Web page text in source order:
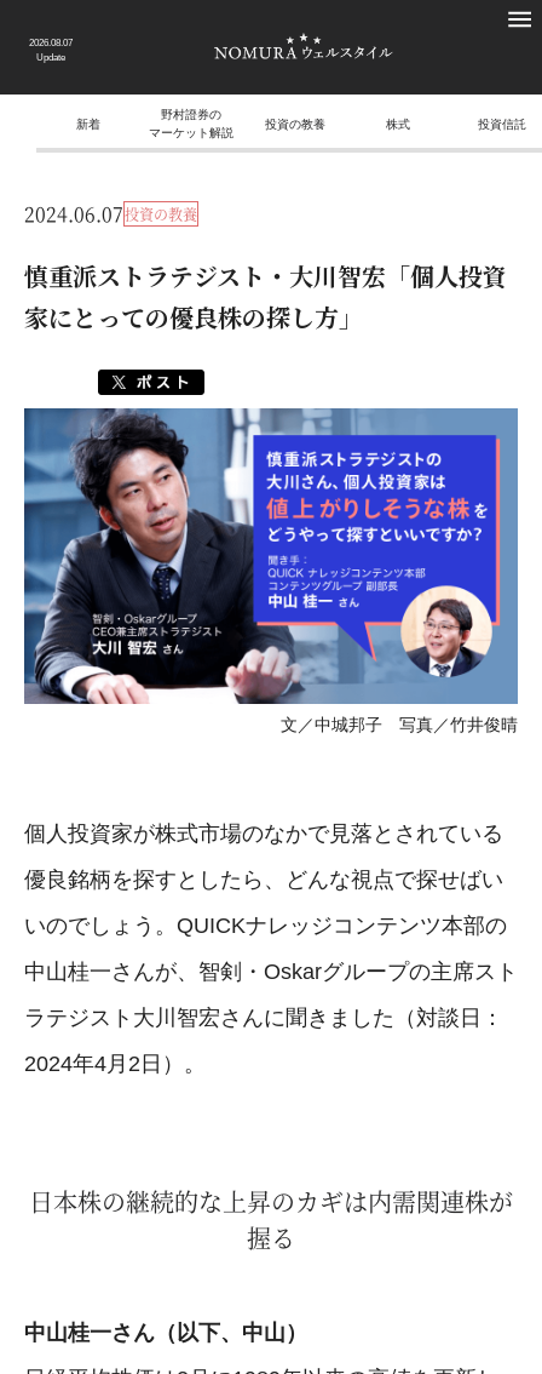
2026.08.07
Update
新着
野村證券の
マーケット解説
投資の教養 株式 投資信託
2024.06.07投資の教養
慎重派ストラテジスト・大川智宏「個人投資
家にとっての優良株の探し方」
文／中城邦子 写真／竹井俊晴
個人投資家が株式市場のなかで見落とされている
優良銘柄を探すとしたら、どんな視点で探せばい
いのでしょう。QUICKナレッジコンテンツ本部の
中山桂一さんが、智剣・Oskarグループの主席スト
ラテジスト大川智宏さんに聞きました（対談日：
2024年4月2日）。
日本株の継続的な上昇のカギは内需関連株が
握る
中山桂一さん（以下、中山）